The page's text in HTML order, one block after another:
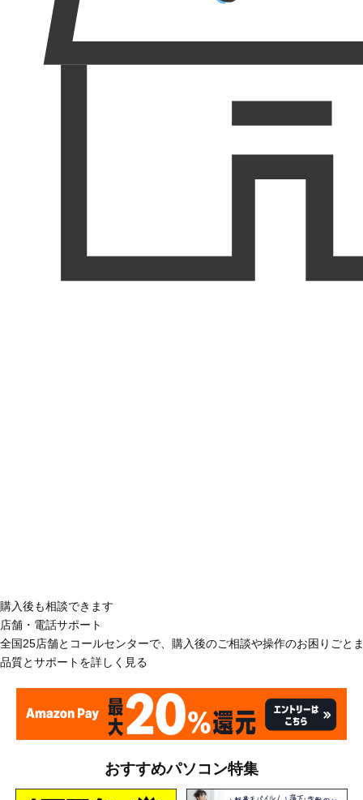
購入後も相談できます
店舗・電話サポート
全国25店舗とコールセンターで、購入後のご相談や操作のお困りごと
品質とサポートを詳しく見る
おすすめパソコン特集